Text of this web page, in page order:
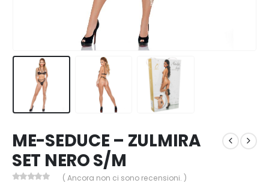
ME-SEDUCE – ZULMIRA
SET NERO S/M
( Ancora non ci sono recensioni. )